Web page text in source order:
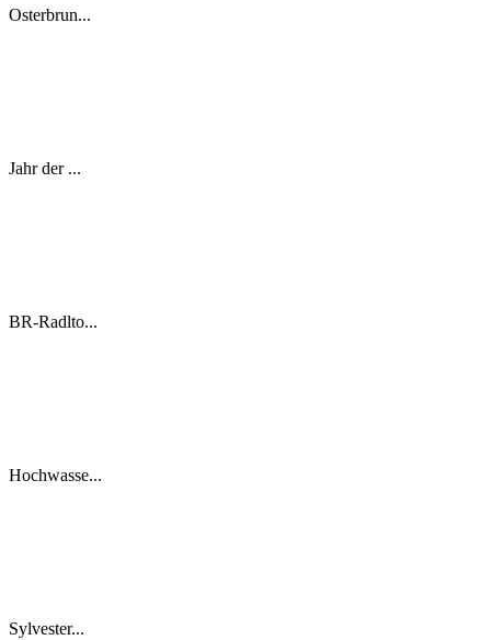
Osterbrun...
Jahr der ...
BR-Radlto...
Hochwasse...
Sylvester...